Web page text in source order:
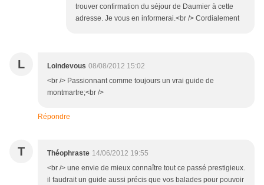
trouver confirmation du séjour de Daumier à cette
adresse. Je vous en informerai.<br /> Cordialement
L Loindevous 08/08/2012 15:02
<br /> Passionnant comme toujours un vrai guide de
montmartre;<br />
Répondre
T Théophraste 14/06/2012 19:55
<br /> une envie de mieux connaître tout ce passé prestigieux.
il faudrait un guide aussi précis que vos balades pour pouvoir